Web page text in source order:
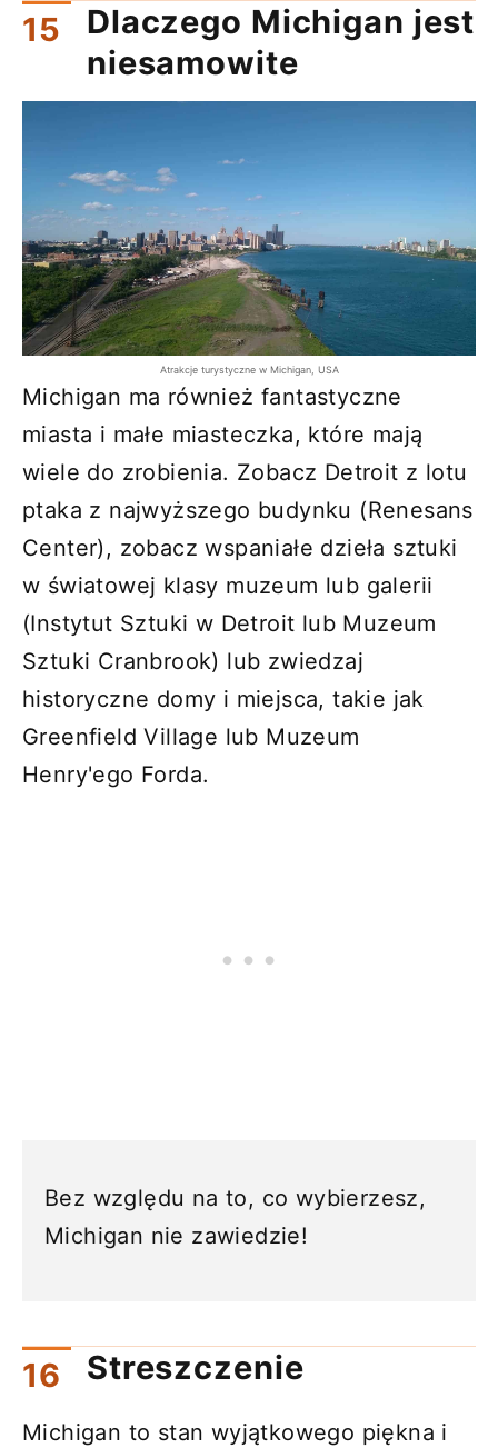
Dlaczego Michigan jest
niesamowite
Atrakcje turystyczne w Michigan, USA
Michigan ma również fantastyczne
miasta i małe miasteczka, które mają
wiele do zrobienia. Zobacz Detroit z lotu
ptaka z najwyższego budynku (Renesans
Center), zobacz wspaniałe dzieła sztuki
w światowej klasy muzeum lub galerii
(Instytut Sztuki w Detroit lub Muzeum
Sztuki Cranbrook) lub zwiedzaj
historyczne domy i miejsca, takie jak
Greenfield Village lub Muzeum
Henry'ego Forda.
Bez względu na to, co wybierzesz,
Michigan nie zawiedzie!
Streszczenie
Michigan to stan wyjątkowego piękna i